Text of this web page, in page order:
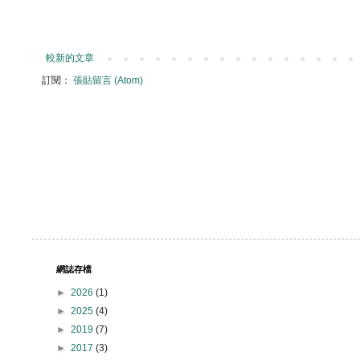
較新的文章
訂閱： 張貼留言 (Atom)
網誌存檔
► 2026 (1)
► 2025 (4)
► 2019 (7)
► 2017 (3)